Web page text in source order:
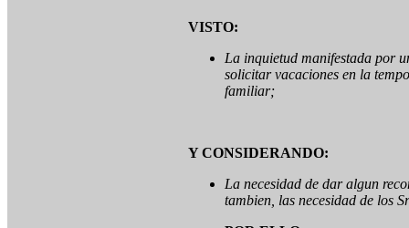
VISTO:
La inquietud manifestada por
solicitar vacaciones en la
familiar;
Y CONSIDERANDO:
La necesidad de dar algun
tambien, las necesidad de los